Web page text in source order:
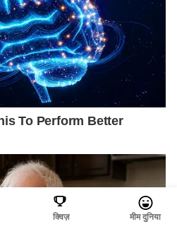
क्विज़ मीम दुनिया